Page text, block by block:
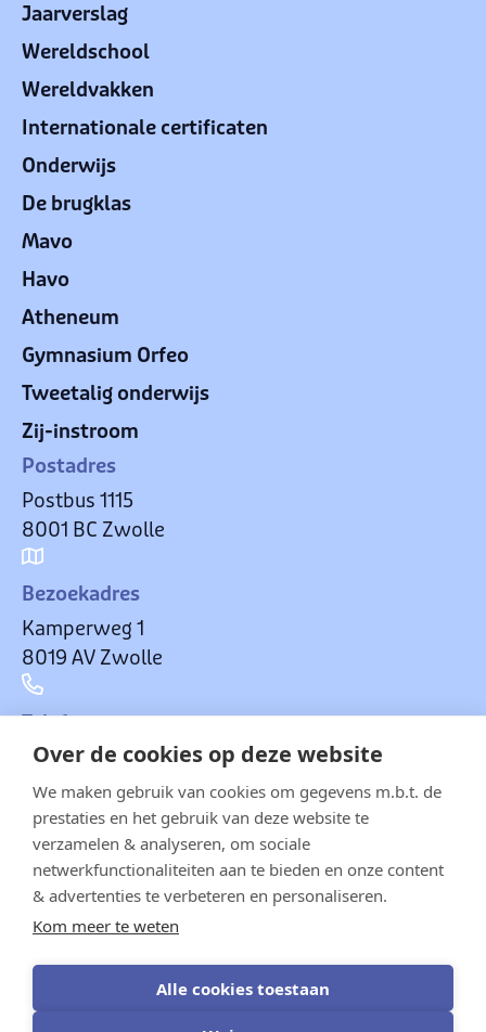
Over de cookies op deze website
We maken gebruik van cookies om gegevens m.b.t. de
prestaties en het gebruik van deze website te
verzamelen & analyseren, om sociale
netwerkfunctionaliteiten aan te bieden en onze content
& advertenties te verbeteren en personaliseren.
Kom meer te weten
Alle cookies toestaan
Jaarverslag
Wereldschool
Wereldvakken
Internationale certificaten
Onderwijs
De brugklas
Mavo
Havo
Atheneum
Gymnasium Orfeo
Tweetalig onderwijs
Zij-instroom
Postadres
Postbus 1115
8001 BC Zwolle
Bezoekadres
Kamperweg 1
8019 AV Zwolle
Telefoon
ma-vr 08:00-15.40 uur
(088) 850 75 00
E-mail
Voor al je vragen:
info@hetccc.nl